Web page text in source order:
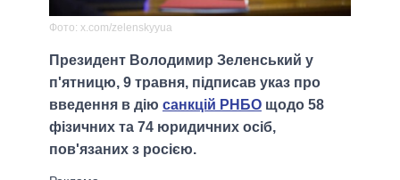
Фото: x.com/zelenskyyua
Президент Володимир Зеленський у
п'ятницю, 9 травня, підписав указ про
введення в дію санкцій РНБО щодо 58
фізичних та 74 юридичних осіб,
пов'язаних з росією.